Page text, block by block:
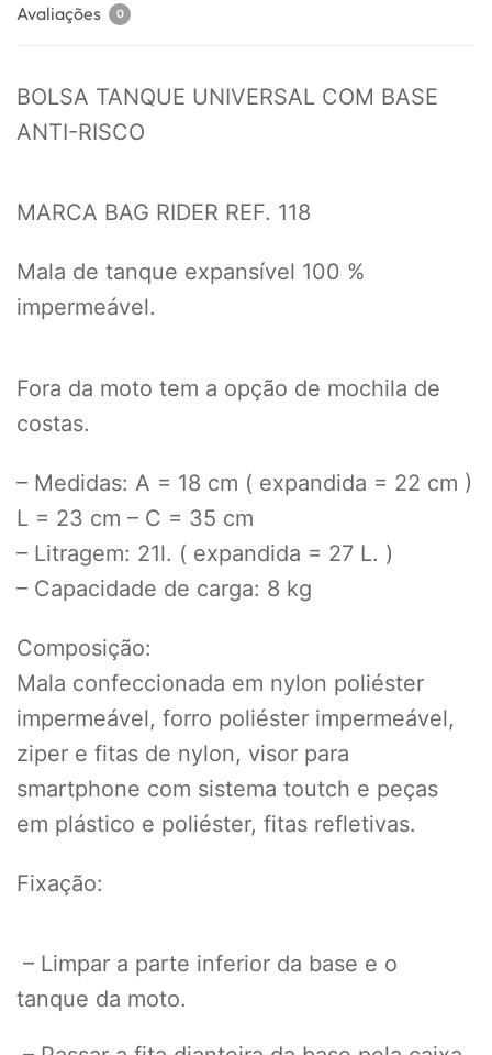
Avaliações 0
BOLSA TANQUE UNIVERSAL COM BASE
ANTI-RISCO
MARCA BAG RIDER REF. 118
Mala de tanque expansível 100 %
impermeável.
Fora da moto tem a opção de mochila de
costas.
– Medidas: A = 18 cm ( expandida = 22 cm )
L = 23 cm – C = 35 cm
– Litragem: 21l. ( expandida = 27 L. )
– Capacidade de carga: 8 kg
Composição:
Mala confeccionada em nylon poliéster
impermeável, forro poliéster impermeável,
ziper e fitas de nylon, visor para
smartphone com sistema toutch e peças
em plástico e poliéster, fitas refletivas.
Fixação:
– Limpar a parte inferior da base e o
tanque da moto.